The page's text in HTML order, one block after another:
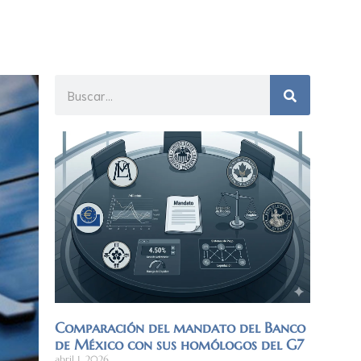
Comparación del mandato del Banco
de México con sus homólogos del G7